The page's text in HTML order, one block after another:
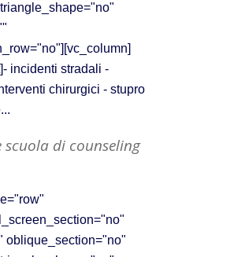
incidenti stradali -
chirurgici - stupro
scuola di counseling
oblique_section="no"